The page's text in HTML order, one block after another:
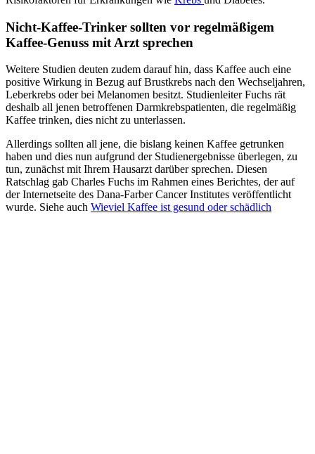
Nicht-Kaffee-Trinker sollten vor regelmäßigem
Kaffee-Genuss mit Arzt sprechen
Weitere Studien deuten zudem darauf hin, dass Kaffee auch eine
positive Wirkung in Bezug auf Brustkrebs nach den Wechseljahren,
Leberkrebs oder bei Melanomen besitzt. Studienleiter Fuchs rät
deshalb all jenen betroffenen Darmkrebspatienten, die regelmäßig
Kaffee trinken, dies nicht zu unterlassen.
Allerdings sollten all jene, die bislang keinen Kaffee getrunken
haben und dies nun aufgrund der Studienergebnisse überlegen, zu
tun, zunächst mit Ihrem Hausarzt darüber sprechen. Diesen
Ratschlag gab Charles Fuchs im Rahmen eines Berichtes, der auf
der Internetseite des Dana-Farber Cancer Institutes veröffentlicht
wurde. Siehe auch Wieviel Kaffee ist gesund oder schädlich